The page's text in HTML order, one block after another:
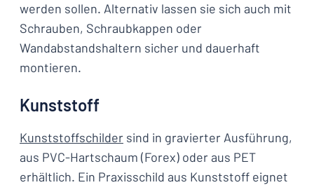
werden sollen. Alternativ lassen sie sich auch mit
Schrauben, Schraubkappen oder
Wandabstandshaltern sicher und dauerhaft
montieren.
Kunststoff
Kunststoffschilder sind in gravierter Ausführung,
aus PVC-Hartschaum (Forex) oder aus PET
erhältlich. Ein Praxisschild aus Kunststoff eignet